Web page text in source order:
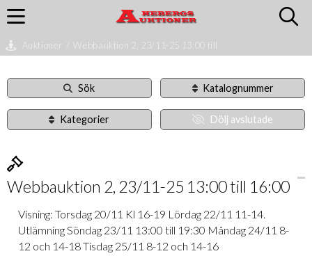
Auktioner Webbauktion 2, 23/11-25 13:00 till
Sök Katalognummer
Kategorier Dölj avslutade
Webbauktion 2, 23/11-25 13:00 till 16:00
Visning: Torsdag 20/11 Kl 16-19 Lördag 22/11 11-14.
Utlämning Söndag 23/11 13:00 till 19:30 Måndag 24/11 8-
12 och 14-18 Tisdag 25/11 8-12 och 14-16